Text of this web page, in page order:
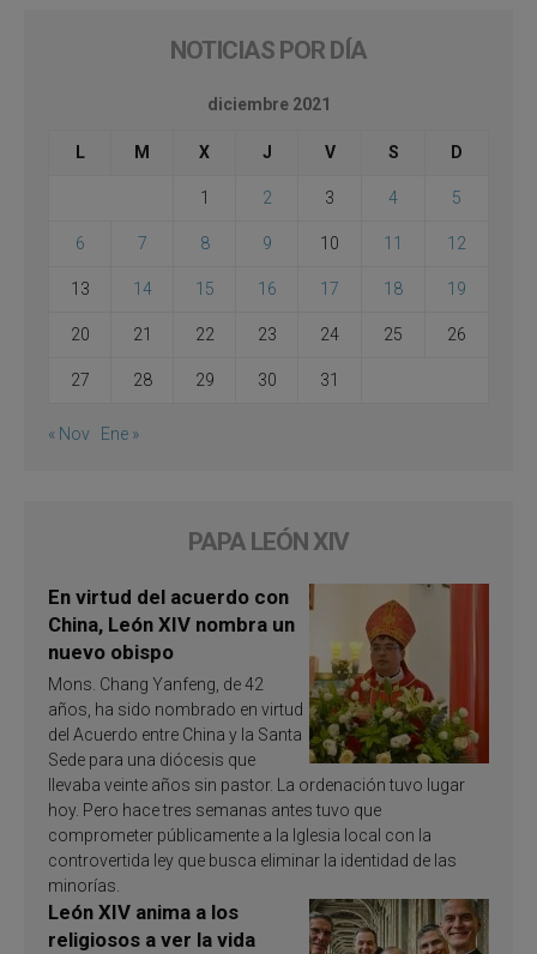
NOTICIAS POR DÍA
diciembre 2021
L M X J V S D
1 2 3 4 5
6 7 8 9 10 11 12
13 14 15 16 17 18 19
20 21 22 23 24 25 26
27 28 29 30 31
« Nov Ene »
PAPA LEÓN XIV
En virtud del acuerdo con
China, León XIV nombra un
nuevo obispo
Mons. Chang Yanfeng, de 42
años, ha sido nombrado en virtud
del Acuerdo entre China y la Santa
Sede para una diócesis que
llevaba veinte años sin pastor. La ordenación tuvo lugar
hoy. Pero hace tres semanas antes tuvo que
comprometer públicamente a la Iglesia local con la
controvertida ley que busca eliminar la identidad de las
minorías.
León XIV anima a los
religiosos a ver la vida